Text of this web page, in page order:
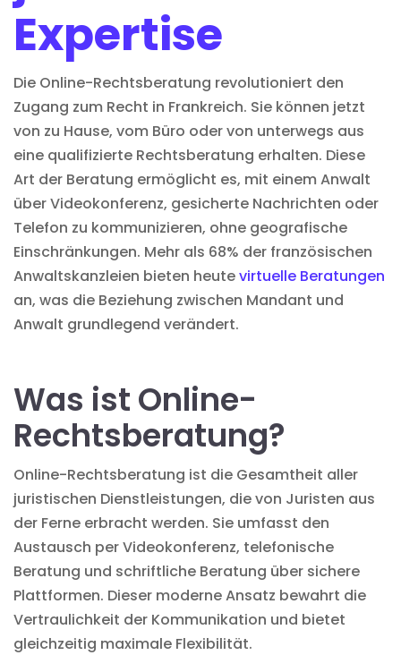
Expertise
Die Online-Rechtsberatung revolutioniert den
Zugang zum Recht in Frankreich. Sie können jetzt
von zu Hause, vom Büro oder von unterwegs aus
eine qualifizierte Rechtsberatung erhalten. Diese
Art der Beratung ermöglicht es, mit einem Anwalt
über Videokonferenz, gesicherte Nachrichten oder
Telefon zu kommunizieren, ohne geografische
Einschränkungen. Mehr als 68% der französischen
Anwaltskanzleien bieten heutevirtuelle Beratungen
an, was die Beziehung zwischen Mandant und
Anwalt grundlegend verändert.
Was ist Online-
Rechtsberatung?
Online-Rechtsberatung ist die Gesamtheit aller
juristischen Dienstleistungen, die von Juristen aus
der Ferne erbracht werden. Sie umfasst den
Austausch per Videokonferenz, telefonische
Beratung und schriftliche Beratung über sichere
Plattformen. Dieser moderne Ansatz bewahrt die
Vertraulichkeit der Kommunikation und bietet
gleichzeitig maximale Flexibilität.